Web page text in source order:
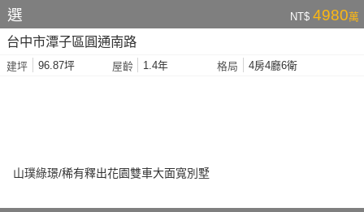
選
NT$ 4980萬
台中市潭子區圓通南路
建坪 96.87坪 屋齡 1.4年 格局 4房4廳6衛